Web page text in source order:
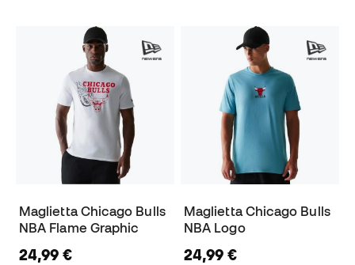
Maglietta Chicago Bulls
NBA Flame Graphic
24,99 €
Maglietta Chicago Bulls
NBA Logo
24,99 €